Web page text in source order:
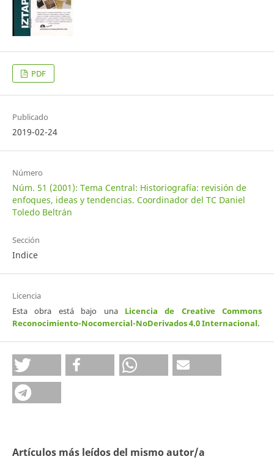
PDF
Publicado
2019-02-24
Número
Núm. 51 (2001): Tema Central: Historiografía: revisión de
enfoques, ideas y tendencias. Coordinador del TC Daniel
Toledo Beltrán
Sección
Indice
Licencia
Esta obra está bajo una Licencia de Creative Commons
Reconocimiento-Nocomercial-NoDerivados 4.0 Internacional.
Artículos más leídos del mismo autor/a